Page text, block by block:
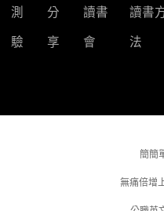
測
驗
分
享
讀書
會
讀書
法
簡簡
無痛倍增